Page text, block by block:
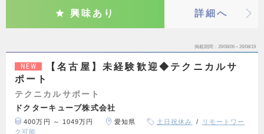
興味あり 詳細へ
掲載期間 26/08/06～26/08/19
NEW
【名古屋】未経験歓迎◆テクニカルサ
ポート
テクニカルサポート
ドクターキューブ株式会社
400万円 ～ 1049万円 愛知県 土日祝休み
リモートワー
ク可能